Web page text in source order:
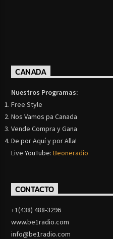
CANADA
Nuestros Programas:
Free Style
Nos Vamos pa Canada
Vende Compra y Gana
De por Aquí y por Alla!
Live YouTube:Beoneradio
CONTACTO
+1(438) 488-3296
www.be1radio.com
info@be1radio.com